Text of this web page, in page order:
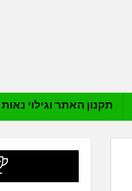
תקנון האתר וגילוי נאות